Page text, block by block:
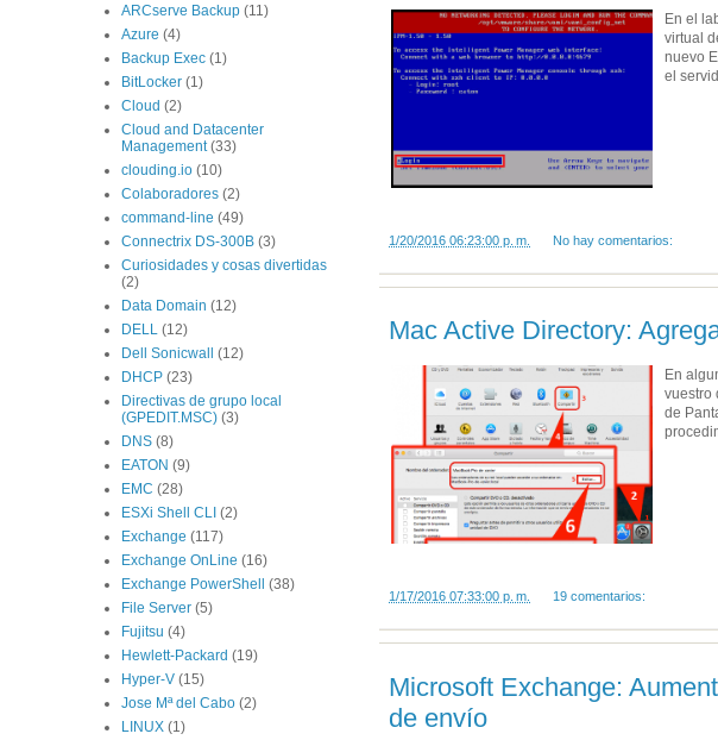
En el
virtual
nuevo
el
1/20/2016 06:23:00 p. m. No hay comentarios:
Mac Active Directory:
En
vuestro
de
1/17/2016 07:33:00 p. m. 19 comentarios:
Microsoft Exchange:
de envío
ARCserve Backup (11)
Azure (4)
Backup Exec (1)
BitLocker (1)
Cloud (2)
Cloud and Datacenter
Management (33)
clouding.io (10)
Colaboradores (2)
command-line (49)
Connectrix DS-300B (3)
Curiosidades y cosas divertidas
(2)
Data Domain (12)
DELL (12)
Dell Sonicwall (12)
DHCP (23)
Directivas de grupo local
(GPEDIT.MSC) (3)
DNS (8)
EATON (9)
EMC (28)
ESXi Shell CLI (2)
Exchange (117)
Exchange OnLine (16)
Exchange PowerShell (38)
File Server (5)
Fujitsu (4)
Hewlett-Packard (19)
Hyper-V (15)
Jose Mª del Cabo (2)
LINUX (1)